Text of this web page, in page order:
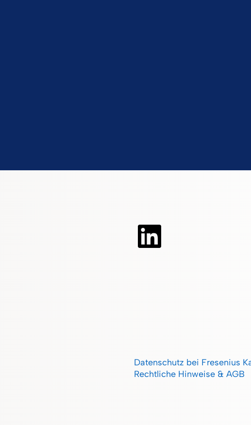
Datenschutz bei Fresenius
Rechtliche Hinweise & AGB